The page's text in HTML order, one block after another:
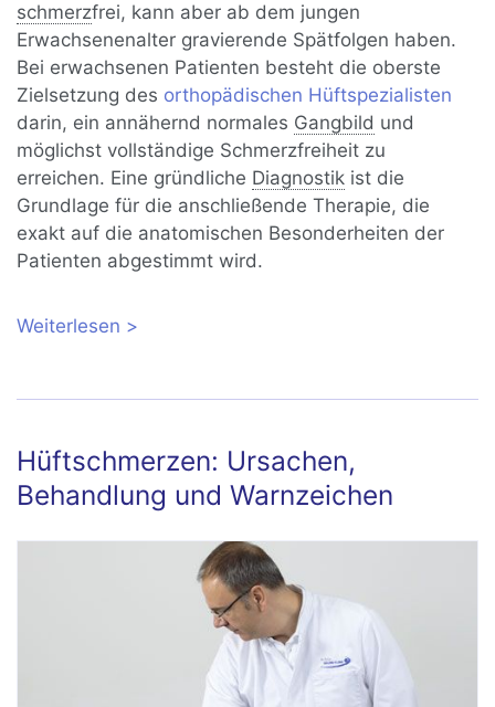
schmerzfrei, kann aber ab dem jungen
Erwachsenenalter gravierende Spätfolgen haben.
Bei erwachsenen Patienten besteht die oberste
Zielsetzung des orthopädischen Hüftspezialisten
darin, ein annähernd normales Gangbild und
möglichst vollständige Schmerzfreiheit zu
erreichen. Eine gründliche Diagnostik ist die
Grundlage für die anschließende Therapie, die
exakt auf die anatomischen Besonderheiten der
Patienten abgestimmt wird.
Weiterlesen über Hüftdysplasie bei Erwachsenen:
Hüftschmerzen: Ursachen,
Behandlung und Warnzeichen